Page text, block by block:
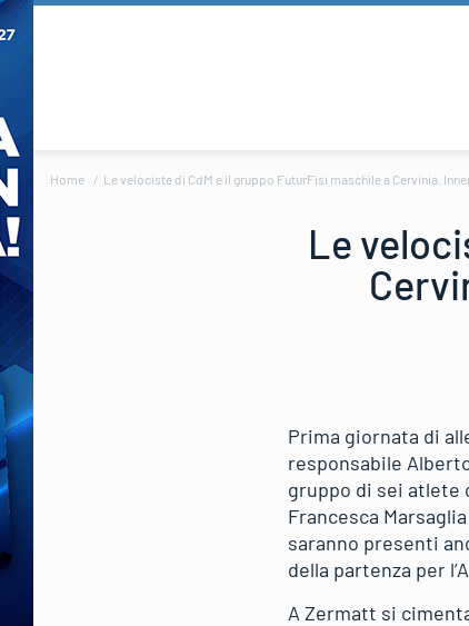
Home Le velociste di CdM e il gruppo FuturFisi maschile a Cervinia.
Le
Prima giornata di
responsabile
gruppo di sei atlete
Francesca
saranno presenti
della partenza per
A Zermatt si